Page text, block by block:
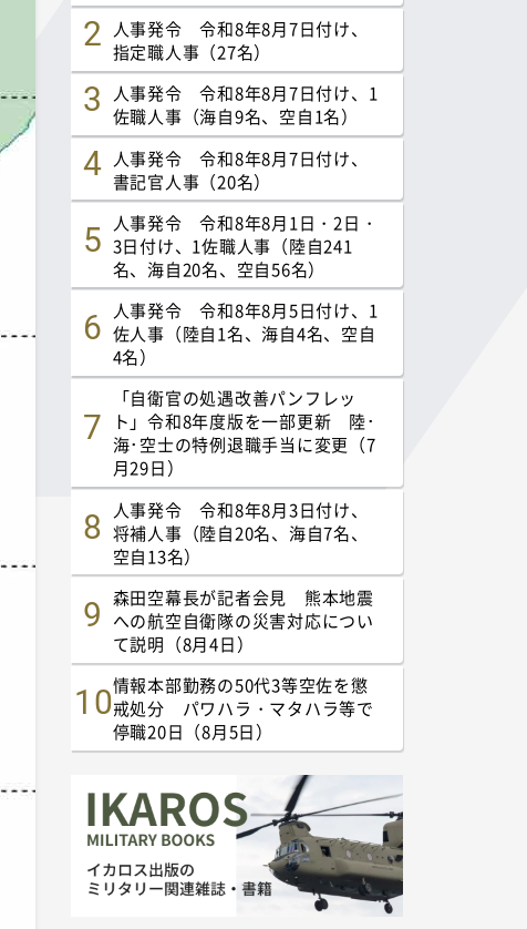
人事発令 令和8年8月7日付け、
指定職人事（27名）
人事発令 令和8年8月7日付け、1
佐職人事（海自9名、空自1名）
人事発令 令和8年8月7日付け、
書記官人事（20名）
人事発令 令和8年8月1日・2日・
3日付け、1佐職人事（陸自241
名、海自20名、空自56名）
人事発令 令和8年8月5日付け、1
佐人事（陸自1名、海自4名、空自
4名）
「自衛官の処遇改善パンフレッ
ト」令和8年度版を一部更新 陸･
海･空士の特例退職手当に変更（7
月29日）
人事発令 令和8年8月3日付け、
将補人事（陸自20名、海自7名、
空自13名）
森田空幕長が記者会見 熊本地震
への航空自衛隊の災害対応につい
て説明（8月4日）
情報本部勤務の50代3等空佐を懲
戒処分 パワハラ・マタハラ等で
停職20日（8月5日）